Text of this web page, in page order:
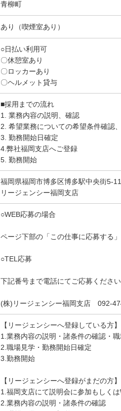
青柳町
あり（喫煙室あり）
○日払い利用可
〇休憩室あり
〇ロッカーあり
〇ヘルメット貸与
■採用までの流れ
1. 業務内容の説明、確認
2. 希望業務についての希望条件確認
3. 勤務開始日確定
4.弊社福岡支店へご登録
5. 勤務開始
福岡県福岡市博多区博多駅中央街5-
リージェンシー福岡支店
○WEB応募の場合
ページ下部の「この仕事に応募する
○TEL応募
下記番号まで電話にてご応募ください
(株)リージェンシー福岡支店 092-
【リージェンシーへ登録している方】
1.業務内容の説明・諸条件の確認・
2.職場見学・勤務開始日確定
3.勤務開始
【リージェンシーへ登録がまだの方】
1.福岡支店にて説明会に参加もしく
2.業務内容の説明・諸条件の確認